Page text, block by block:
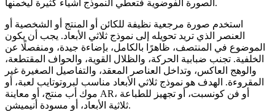
الصورة الفوضوية فتعطي النموذج أشياء كثيرة ليخمنها.
استخدم صورة مرجعية نظيفة للكائن أو المنتج أو الشخصية أو
العنصر الذي تريد تحويله إلى نموذج ثلاثي الأبعاد. يجب أن يكون
الموضوع في المنتصف، ظاهرًا بالكامل، بإضاءة جيدة، ومنفصلًا عن
الخلفية. تجنب ضبابية الحركة، والظلال القوية، والحواف المقتطعة،
والوهج العاكس، وتداخل العناصر المعقد، والتفاصيل الصغيرة غير
المقروءة. الهدف هو نموذج ثلاثي الأبعاد مناسب لبروتوتايب لعبة، أو
موك أب منتج، أو معاينة AR، أو فن كونسبت، أو تجهيز للطباعة
ثلاثية الأبعاد، أو مسودة أنيميشن.